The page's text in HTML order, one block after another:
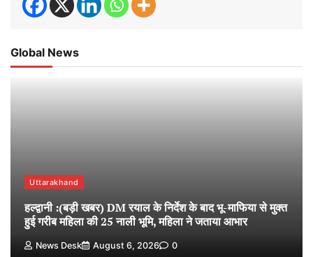
Global News
Uttarakhand
हल्द्वानी :(बड़ी खबर) DM रयाल के निर्देश के बाद भू-माफिया से मुक्त
हुई गरीब महिला की 25 नाली भूमि, महिला ने जताया आभार
News Desk August 6, 2026 0